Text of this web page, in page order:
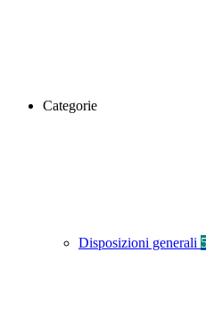
Categorie
Disposizioni generali